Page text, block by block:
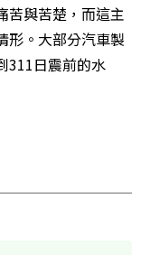
苦與苦楚，而這主
形。大部分汽車製
311日震前的水